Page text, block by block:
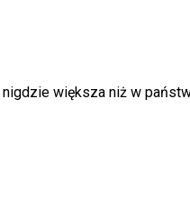
nigdzie większa niż w